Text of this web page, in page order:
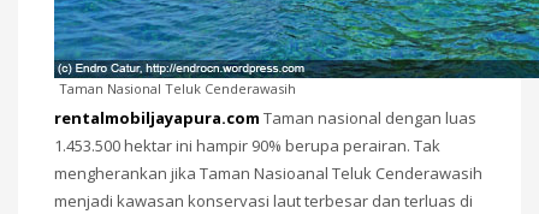
Taman Nasional Teluk Cenderawasih
rentalmobiljayapura.com Taman nasional dengan luas
1.453.500 hektar ini hampir 90% berupa perairan. Tak
mengherankan jika Taman Nasioanal Teluk Cenderawasih
menjadi kawasan konservasi laut terbesar dan terluas di